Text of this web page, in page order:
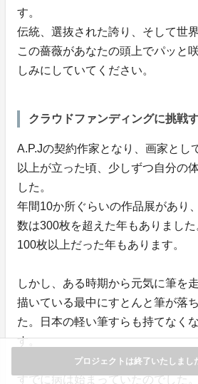
プロジェクトは終了いたしまし
す。
伝統、選抜された誇り、そして世界
この薔薇があなたの頭上でパッと
しみにしていてください。
クラウドファンディングに挑戦
A.P.Jの契約作家となり、画家とし
以上が立った頃、少しずつ自分の
した。
年間10か所ぐらいの作品展があり
数は300枚を超えた年もありまし
100枚以上だった年もあります。
しかし、ある時期から元気に筆を
描いている最中にすとんと筆が落
た。日本の軽い筆すらも持てなく
す。
すでに病は始まっていたのでした